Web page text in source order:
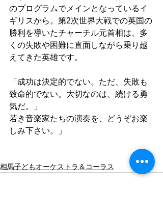
のプログラムでメインとなっているイ
ギリスから。第2次世界大戦での英国の
勝利を導いたチャーチル元首相は、多
くの失敗や困難に直面しながら乗り越
えてきた英雄です。
「成功は決定的でない。ただ、失敗も
致命的でない。大切なのは、続ける勇
気だ。」
若き音楽家たちの演奏を、どうぞお楽
しみ下さい。」
相馬子どもオーケストラ＆コーラス